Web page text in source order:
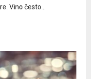
Vino često...